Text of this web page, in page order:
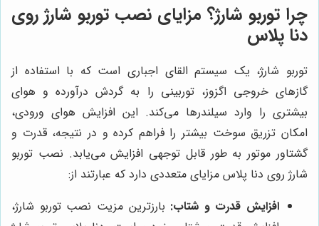
چرا توربو شارژ؟ مزایای نصب توربو شارژ روی
دنا پلاس
توربو شارژ، یک سیستم القای اجباری است که با استفاده از
گازهای خروجی اگزوز، توربینی را به گردش درآورده و هوای
بیشتری را وارد سیلندرها می‌کند. این افزایش هوای ورودی،
امکان تزریق سوخت بیشتر را فراهم کرده و در نتیجه، قدرت و
گشتاور موتور به طور قابل توجهی افزایش می‌یابد. نصب توربو
شارژ روی دنا پلاس مزایای متعددی دارد که عبارتند از:
افزایش قدرت و شتاب: بارزترین مزیت نصب توربو شارژ،